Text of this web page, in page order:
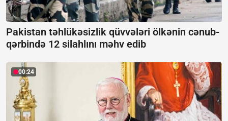
Pakistan təhlükəsizlik qüvvələri ölkənin cənub-
qərbində 12 silahlını məhv edib
00:24